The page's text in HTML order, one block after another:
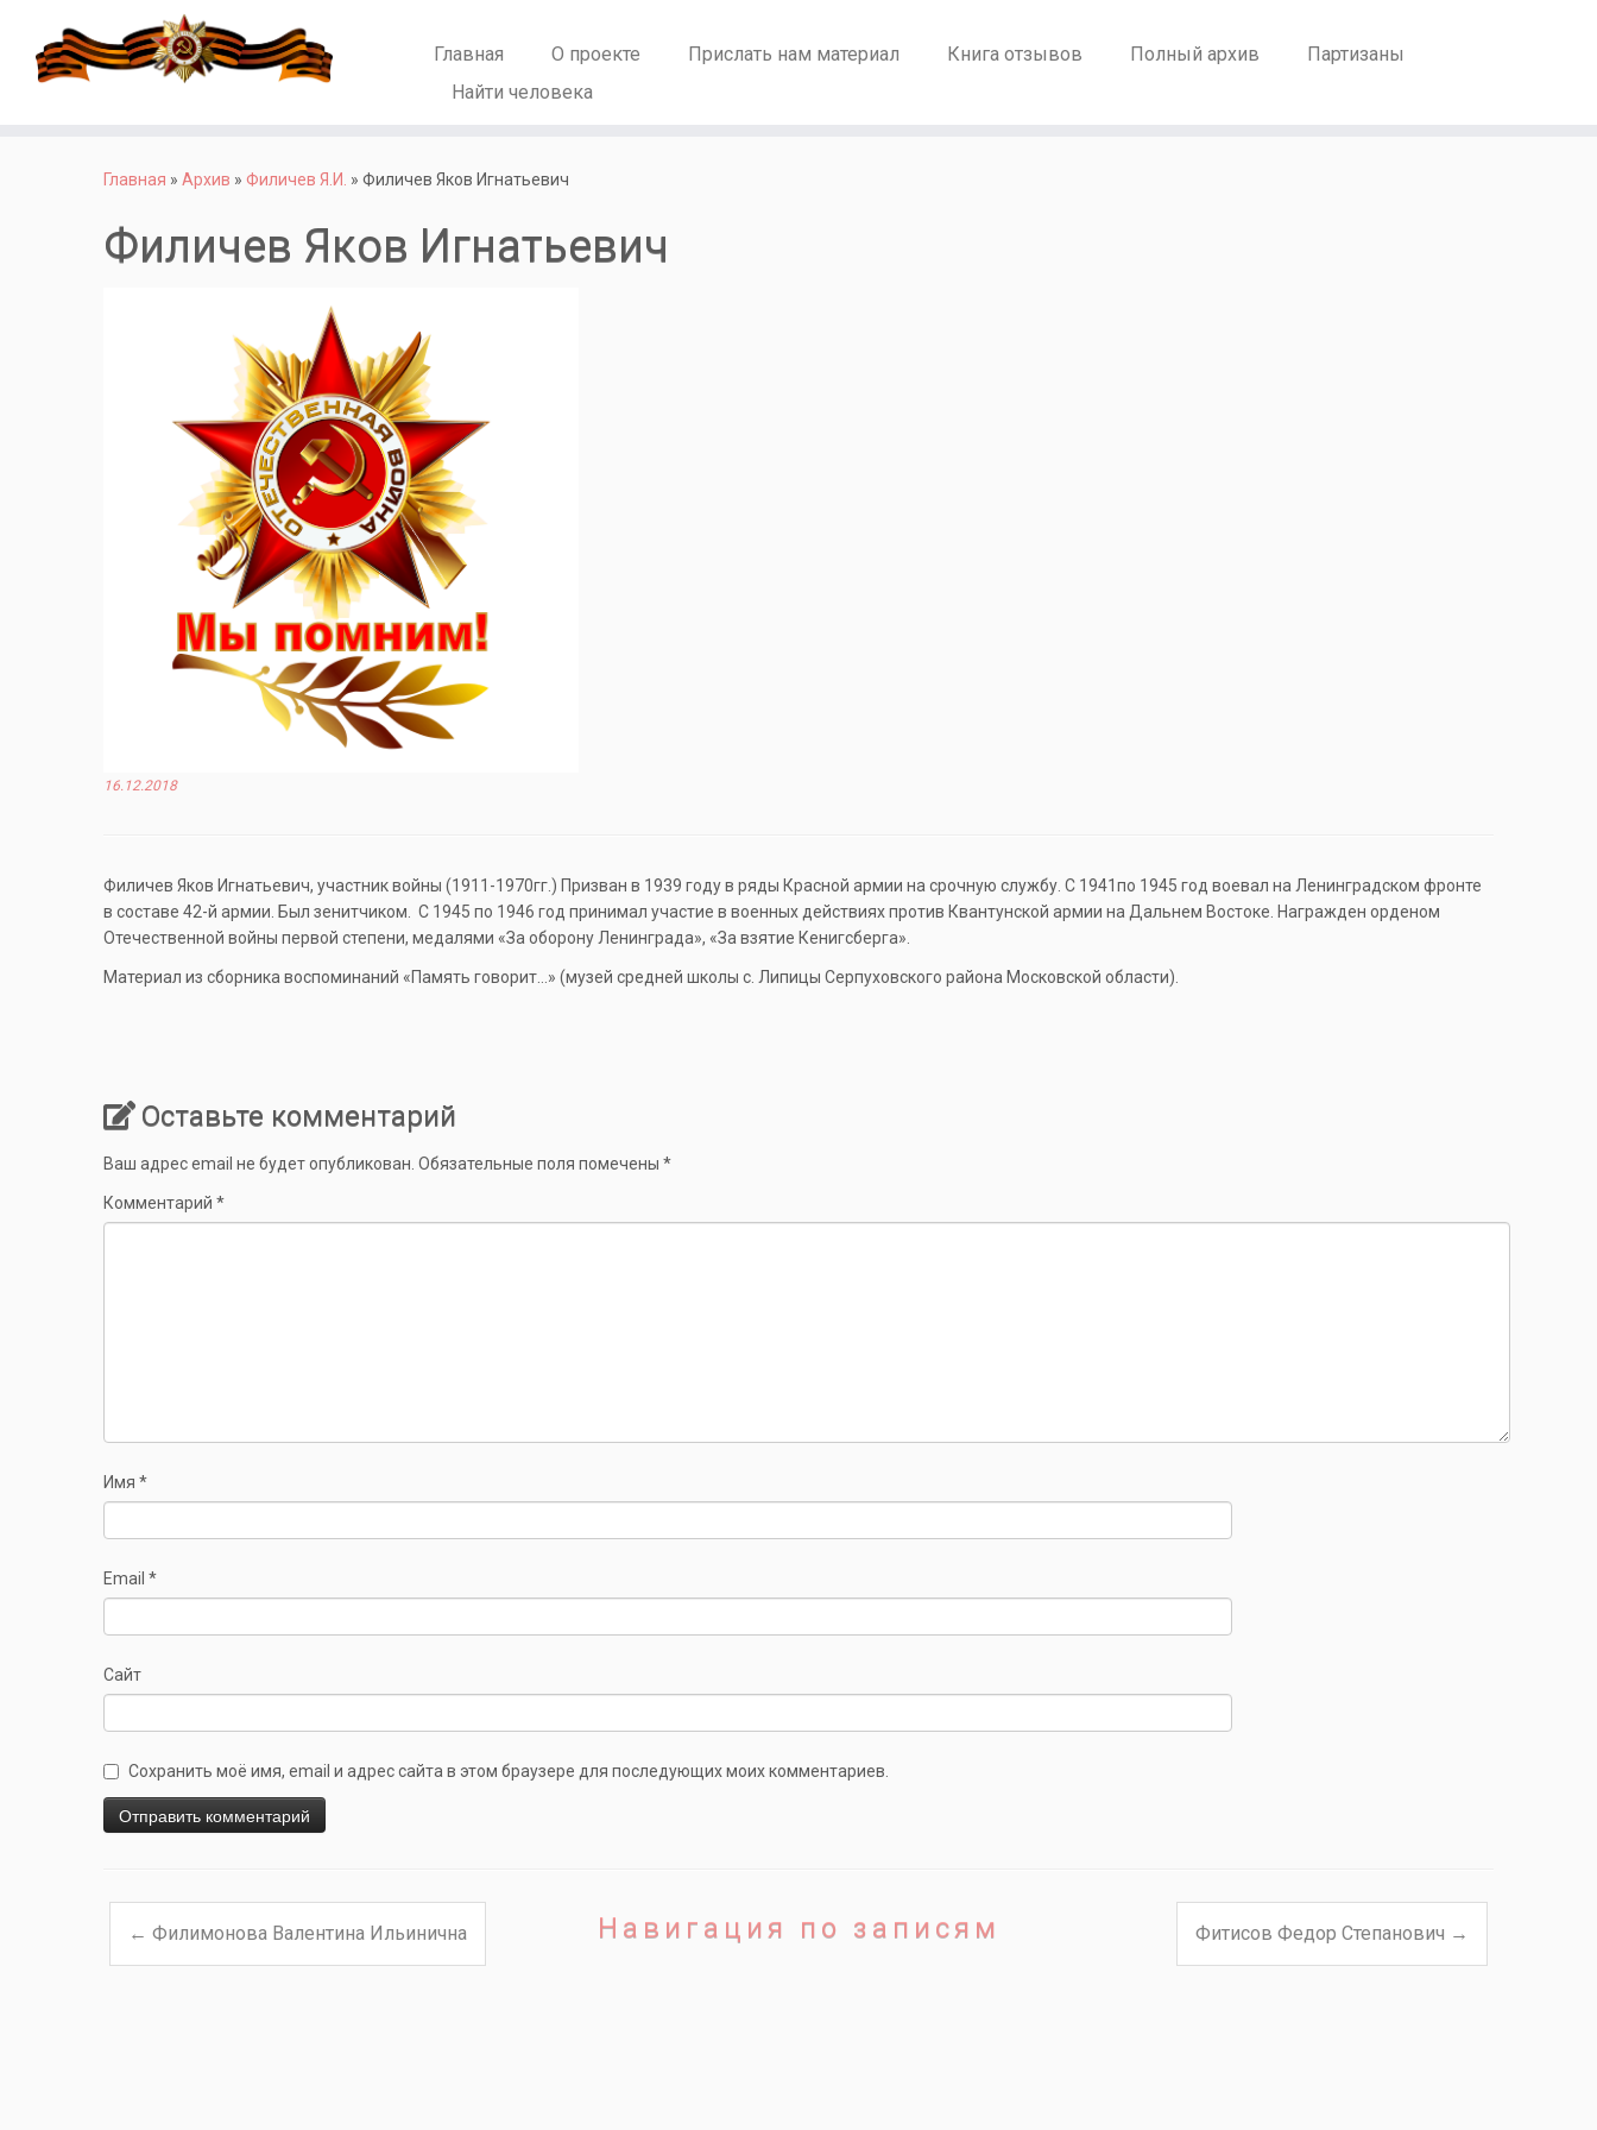
Главная О проекте Прислать нам материал Книга отзывов Полный архив
Партизаны
Найти человека
Главная » Архив » Филичев Я.И. » Филичев Яков Игнатьевич
Филичев Яков Игнатьевич
16.12.2018
Филичев Яков Игнатьевич, участник войны (1911-1970гг.) Призван в 1939 году в ряды Красной армии на срочную службу. С 1941по 1945 год воевал на Ленинградском фронте
в составе 42-й армии. Был зенитчиком. С 1945 по 1946 год принимал участие в военных действиях против Квантунской армии на Дальнем Востоке. Награжден орденом
Отечественной войны первой степени, медалями «За оборону Ленинграда», «За взятие Кенигсберга».
Материал из сборника воспоминаний «Память говорит…» (музей средней школы с. Липицы Серпуховского района Московской области).
Оставьте комментарий
Ваш адрес email не будет опубликован. Обязательные поля помечены *
Комментарий *
Имя *
Email *
Сайт
Сохранить моё имя, email и адрес сайта в этом браузере для последующих моих комментариев.
Навигация по записям
← Филимонова Валентина Ильинична Фитисов Федор Степанович →